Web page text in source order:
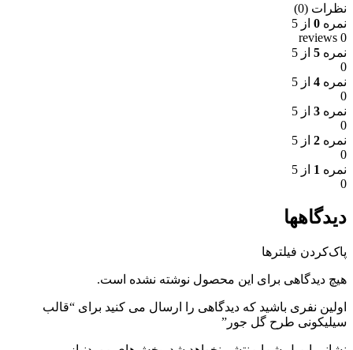
نظرات (0)
نمره 0 از 5
0 reviews
نمره 5 از 5
0
نمره 4 از 5
0
نمره 3 از 5
0
نمره 2 از 5
0
نمره 1 از 5
0
دیدگاهها
پاک‌کردن فیلترها
هیچ دیدگاهی برای این محصول نوشته نشده است.
اولین نفری باشید که دیدگاهی را ارسال می کنید برای “قالب
سیلیکونی طرح گل جور”